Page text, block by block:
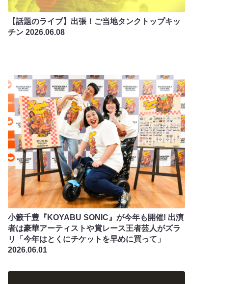
【話題のライブ】出張！ご当地タンクトップキッ
チン 2026.06.08
小籔千豊『KOYABU SONIC』が今年も開催! 出演
者は豪華アーティストや賞レース王者芸人がズラ
リ「今年はとくにチケットを早めに買って」
2026.06.01